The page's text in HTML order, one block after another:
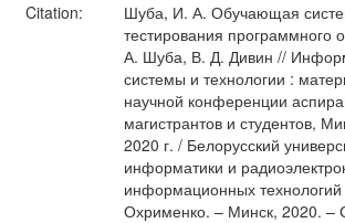
Citation:
Шуба, И. А. Обучающая
тестирования программного
А. Шуба, В. Д. Дивин //
системы и технологии :
научной конференции
магистрантов и студентов,
2020 г. / Белорусский
информатики и
информационных
Охрименко. – Минск, 2020. –